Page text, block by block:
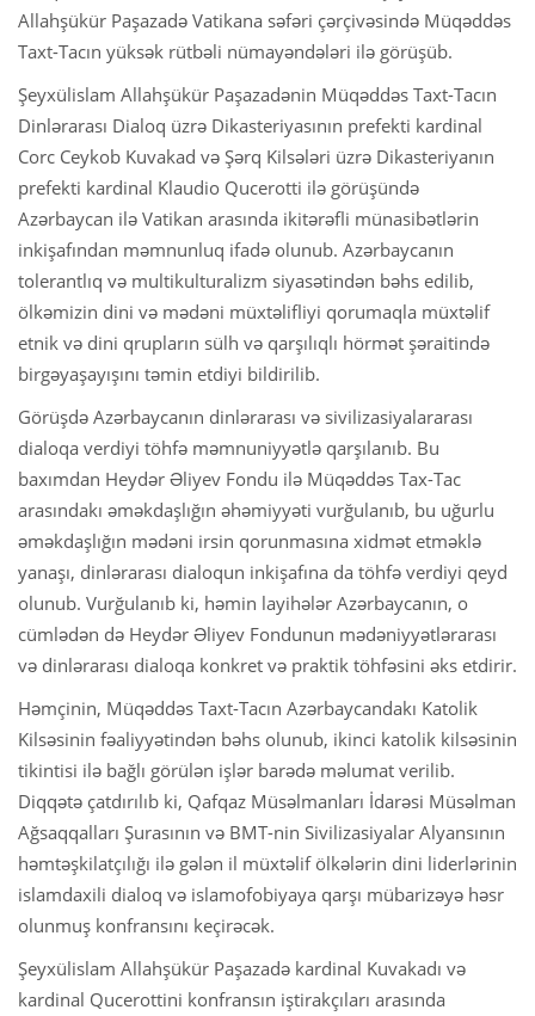
Allahşükür Paşazadə Vatikana səfəri çərçivəsində Müqəddəs
Taxt-Tacın yüksək rütbəli nümayəndələri ilə görüşüb.
Şeyxülislam Allahşükür Paşazadənin Müqəddəs Taxt-Tacın
Dinlərarası Dialoq üzrə Dikasteriyasının prefekti kardinal
Corc Ceykob Kuvakad və Şərq Kilsələri üzrə Dikasteriyanın
prefekti kardinal Klaudio Qucerotti ilə görüşündə
Azərbaycan ilə Vatikan arasında ikitərəfli münasibətlərin
inkişafından məmnunluq ifadə olunub. Azərbaycanın
tolerantlıq və multikulturalizm siyasətindən bəhs edilib,
ölkəmizin dini və mədəni müxtəlifliyi qorumaqla müxtəlif
etnik və dini qrupların sülh və qarşılıqlı hörmət şəraitində
birgəyaşayışını təmin etdiyi bildirilib.
Görüşdə Azərbaycanın dinlərarası və sivilizasiyalararası
dialoqa verdiyi töhfə məmnuniyyətlə qarşılanıb. Bu
baxımdan Heydər Əliyev Fondu ilə Müqəddəs Tax-Tac
arasındakı əməkdaşlığın əhəmiyyəti vurğulanıb, bu uğurlu
əməkdaşlığın mədəni irsin qorunmasına xidmət etməklə
yanaşı, dinlərarası dialoqun inkişafına da töhfə verdiyi qeyd
olunub. Vurğulanıb ki, həmin layihələr Azərbaycanın, o
cümlədən də Heydər Əliyev Fondunun mədəniyyətlərarası
və dinlərarası dialoqa konkret və praktik töhfəsini əks etdirir.
Həmçinin, Müqəddəs Taxt-Tacın Azərbaycandakı Katolik
Kilsəsinin fəaliyyətindən bəhs olunub, ikinci katolik kilsəsinin
tikintisi ilə bağlı görülən işlər barədə məlumat verilib.
Diqqətə çatdırılıb ki, Qafqaz Müsəlmanları İdarəsi Müsəlman
Ağsaqqalları Şurasının və BMT-nin Sivilizasiyalar Alyansının
həmtəşkilatçılığı ilə gələn il müxtəlif ölkələrin dini liderlərinin
islamdaxili dialoq və islamofobiyaya qarşı mübarizəyə həsr
olunmuş konfransını keçirəcək.
Şeyxülislam Allahşükür Paşazadə kardinal Kuvakadı və
kardinal Qucerottini konfransın iştirakçıları arasında